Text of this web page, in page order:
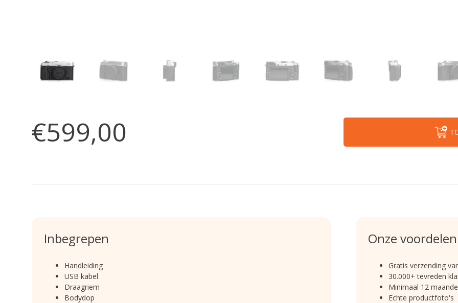
€599,00
Inbegrepen
Handleiding
USB kabel
Draagriem
Bodydop
Onze voordelen
Gratis verzending
30.000+ tevreden
Minimaal 12
Echte productfoto's